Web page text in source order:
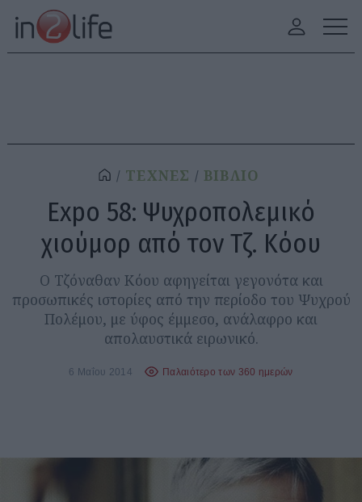
ΤΕΧΝΕΣ ΒΙΒΛΙΟ
Expo 58: Ψυχροπολεμικό
χιούμορ από τον Τζ. Κόου
Ο Τζόναθαν Κόου αφηγείται γεγονότα και
προσωπικές ιστορίες από την περίοδο του Ψυχρού
Πολέμου, με ύφος έμμεσο, ανάλαφρο και
απολαυστικά ειρωνικό.
6 Μαΐου 2014 Παλαιότερο των 360 ημερών